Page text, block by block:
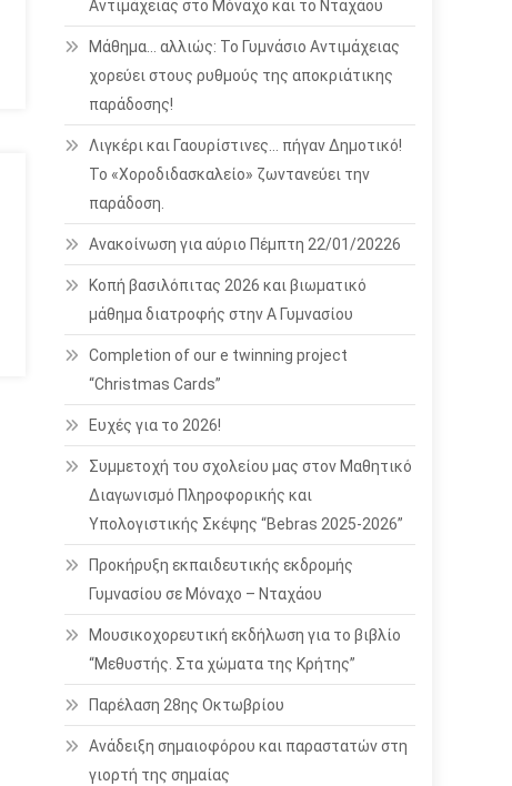
Αντιμάχειας στο Μόναχο και το Νταχάου
Μάθημα… αλλιώς: Το Γυμνάσιο Αντιμάχειας
χορεύει στους ρυθμούς της αποκριάτικης
παράδοσης!
Λιγκέρι και Γαουρίστινες… πήγαν Δημοτικό!
Το «Χοροδιδασκαλείο» ζωντανεύει την
παράδοση.
Ανακοίνωση για αύριο Πέμπτη 22/01/20226
Κοπή βασιλόπιτας 2026 και βιωματικό
μάθημα διατροφής στην Α Γυμνασίου
Completion of our e twinning project
“Christmas Cards”
Ευχές για το 2026!
Συμμετοχή του σχολείου μας στον Μαθητικό
Διαγωνισμό Πληροφορικής και
Υπολογιστικής Σκέψης “Bebras 2025-2026”
Προκήρυξη εκπαιδευτικής εκδρομής
Γυμνασίου σε Μόναχο – Νταχάου
Μουσικοχορευτική εκδήλωση για το βιβλίο
“Μεθυστής. Στα χώματα της Κρήτης”
Παρέλαση 28ης Οκτωβρίου
Ανάδειξη σημαιοφόρου και παραστατών στη
γιορτή της σημαίας